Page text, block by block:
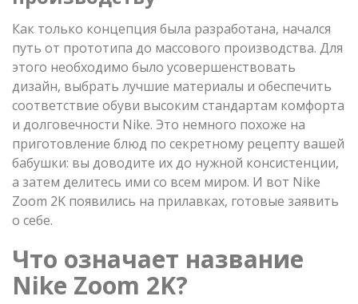
Как только концепция была разработана, начался
путь от прототипа до массового производства. Для
этого необходимо было усовершенствовать
дизайн, выбрать лучшие материалы и обеспечить
соответствие обуви высоким стандартам комфорта
и долговечности Nike. Это немного похоже на
приготовление блюд по секретному рецепту вашей
бабушки: вы доводите их до нужной консистенции,
а затем делитесь ими со всем миром. И вот Nike
Zoom 2K появились на прилавках, готовые заявить
о себе.
Что означает название
Nike Zoom 2K?